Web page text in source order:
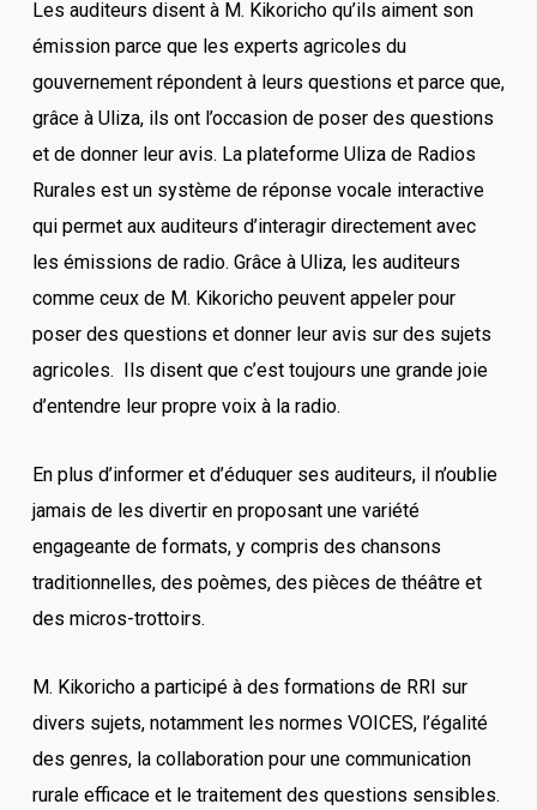
Les auditeurs disent à M. Kikoricho qu’ils aiment son
émission parce que les experts agricoles du
gouvernement répondent à leurs questions et parce que,
grâce à Uliza, ils ont l’occasion de poser des questions
et de donner leur avis. La plateforme Uliza de Radios
Rurales est un système de réponse vocale interactive
qui permet aux auditeurs d’interagir directement avec
les émissions de radio. Grâce à Uliza, les auditeurs
comme ceux de M. Kikoricho peuvent appeler pour
poser des questions et donner leur avis sur des sujets
agricoles. Ils disent que c’est toujours une grande joie
d’entendre leur propre voix à la radio.
En plus d’informer et d’éduquer ses auditeurs, il n’oublie
jamais de les divertir en proposant une variété
engageante de formats, y compris des chansons
traditionnelles, des poèmes, des pièces de théâtre et
des micros-trottoirs.
M. Kikoricho a participé à des formations de RRI sur
divers sujets, notamment les normes VOICES, l’égalité
des genres, la collaboration pour une communication
rurale efficace et le traitement des questions sensibles.